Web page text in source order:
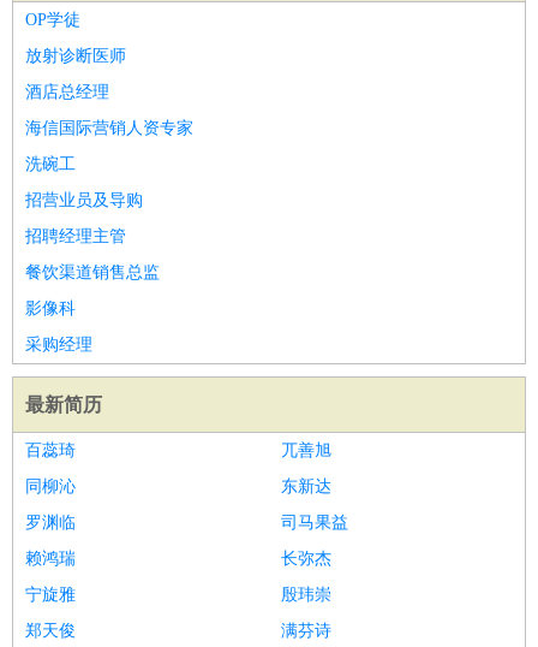
OP学徒
放射诊断医师
酒店总经理
海信国际营销人资专家
洗碗工
招营业员及导购
招聘经理主管
餐饮渠道销售总监
影像科
采购经理
最新简历
百蕊琦
兀善旭
同柳沁
东新达
罗渊临
司马果益
赖鸿瑞
长弥杰
宁旋雅
殷玮崇
郑天俊
满芬诗